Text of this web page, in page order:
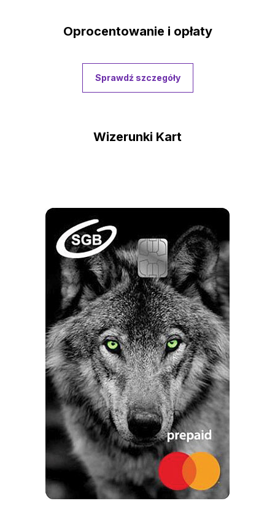
Oprocentowanie i opłaty
Sprawdź szczegóły
Wizerunki Kart